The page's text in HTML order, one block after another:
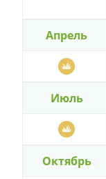
Апрель
Июль
Октябрь